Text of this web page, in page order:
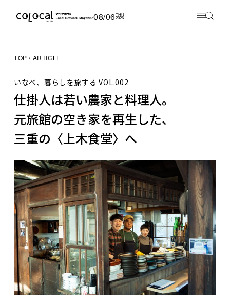
08/06THU
2026
TOP ARTICLE
いなべ、暮らしを旅するVOL.002
仕掛人は若い農家と料理人。
元旅館の空き家を再生した、
三重の〈上木食堂〉へ